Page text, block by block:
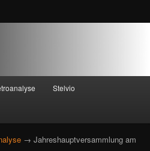
Stelvio
→ Jahreshauptversammlung am